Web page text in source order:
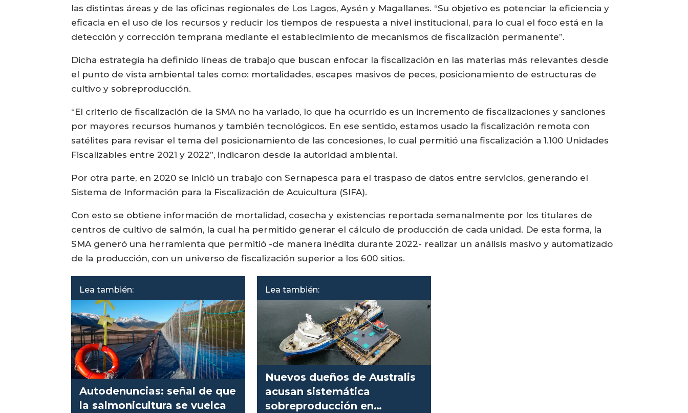
las distintas áreas y de las oficinas regionales de Los Lagos, Aysén y Magallanes. “Su objetivo es potenciar la eficiencia y
eficacia en el uso de los recursos y reducir los tiempos de respuesta a nivel institucional, para lo cual el foco está en la
detección y corrección temprana mediante el establecimiento de mecanismos de fiscalización permanente”.
Dicha estrategia ha definido líneas de trabajo que buscan enfocar la fiscalización en las materias más relevantes desde
el punto de vista ambiental tales como: mortalidades, escapes masivos de peces, posicionamiento de estructuras de
cultivo y sobreproducción.
“El criterio de fiscalización de la SMA no ha variado, lo que ha ocurrido es un incremento de fiscalizaciones y sanciones
por mayores recursos humanos y también tecnológicos. En ese sentido, estamos usado la fiscalización remota con
satélites para revisar el tema del posicionamiento de las concesiones, lo cual permitió una fiscalización a 1.100 Unidades
Fiscalizables entre 2021 y 2022”, indicaron desde la autoridad ambiental.
Por otra parte, en 2020 se inició un trabajo con Sernapesca para el traspaso de datos entre servicios, generando el
Sistema de Información para la Fiscalización de Acuicultura (SIFA).
Con esto se obtiene información de mortalidad, cosecha y existencias reportada semanalmente por los titulares de
centros de cultivo de salmón, la cual ha permitido generar el cálculo de producción de cada unidad. De esta forma, la
SMA generó una herramienta que permitió -de manera inédita durante 2022- realizar un análisis masivo y automatizado
de la producción, con un universo de fiscalización superior a los 600 sitios.
Lea también:
Autodenuncias: señal de que
la salmonicultura se vuelca
Lea también:
Nuevos dueños de Australis
acusan sistemática
sobreproducción en